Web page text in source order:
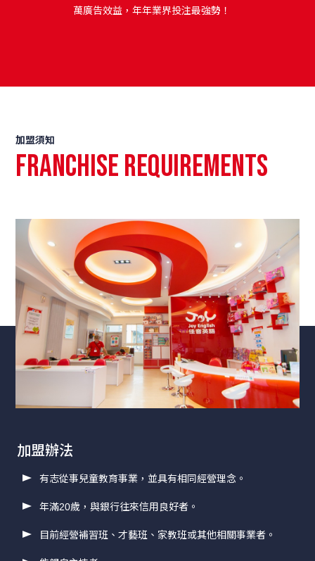
萬廣告效益，年年業界投注最強勢！
加盟須知
Franchise Requirements
加盟辦法
有志從事兒童教育事業，並具有相同經營理念。
年滿20歲，與銀行往來信用良好者。
目前經營補習班、才藝班、家教班或其他相關事業者。